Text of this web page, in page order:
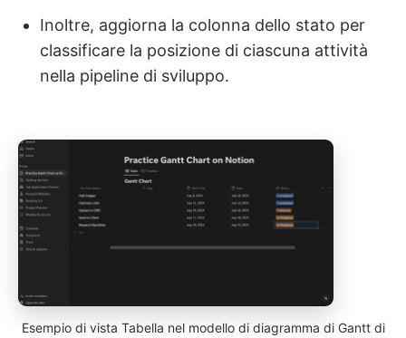
Inoltre, aggiorna la colonna dello stato per
classificare la posizione di ciascuna attività
nella pipeline di sviluppo.
Esempio di vista Tabella nel modello di diagramma di Gantt di